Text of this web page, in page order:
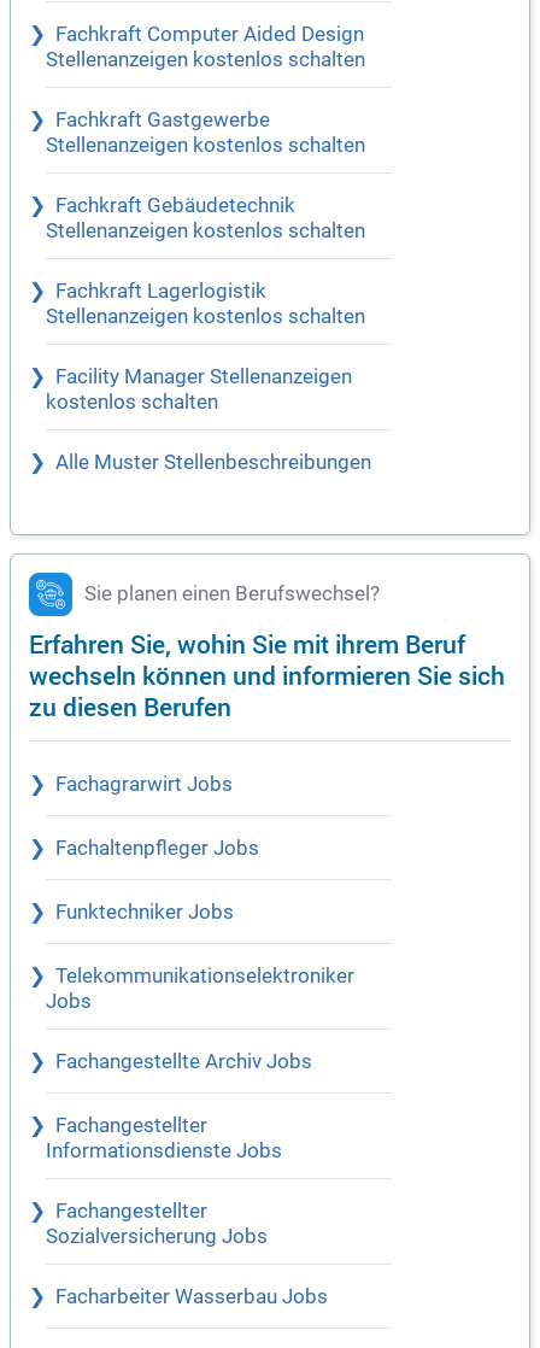
Fachkraft Computer Aided Design
Stellenanzeigen kostenlos schalten
Fachkraft Gastgewerbe
Stellenanzeigen kostenlos schalten
Fachkraft Gebäudetechnik
Stellenanzeigen kostenlos schalten
Fachkraft Lagerlogistik
Stellenanzeigen kostenlos schalten
Facility Manager Stellenanzeigen
kostenlos schalten
Alle Muster Stellenbeschreibungen
Sie planen einen Berufswechsel?
Erfahren Sie, wohin Sie mit ihrem Beruf
wechseln können und informieren Sie sich
zu diesen Berufen
Fachagrarwirt Jobs
Fachaltenpfleger Jobs
Funktechniker Jobs
Telekommunikationselektroniker
Jobs
Fachangestellte Archiv Jobs
Fachangestellter
Informationsdienste Jobs
Fachangestellter
Sozialversicherung Jobs
Facharbeiter Wasserbau Jobs